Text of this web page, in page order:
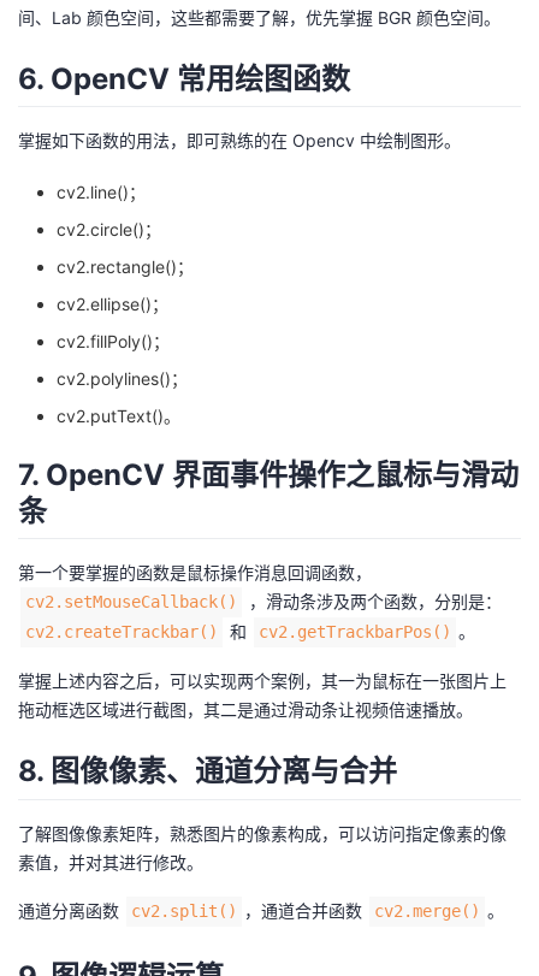
间、Lab 颜色空间，这些都需要了解，优先掌握 BGR 颜色空间。
6. OpenCV 常用绘图函数
掌握如下函数的用法，即可熟练的在 Opencv 中绘制图形。
cv2.line()；
cv2.circle()；
cv2.rectangle()；
cv2.ellipse()；
cv2.fillPoly()；
cv2.polylines()；
cv2.putText()。
7. OpenCV 界面事件操作之鼠标与滑动
条
第一个要掌握的函数是鼠标操作消息回调函数，
cv2.setMouseCallback() ，滑动条涉及两个函数，分别是：
cv2.createTrackbar() 和 cv2.getTrackbarPos() 。
掌握上述内容之后，可以实现两个案例，其一为鼠标在一张图片上
拖动框选区域进行截图，其二是通过滑动条让视频倍速播放。
8. 图像像素、通道分离与合并
了解图像像素矩阵，熟悉图片的像素构成，可以访问指定像素的像
素值，并对其进行修改。
通道分离函数 cv2.split() ，通道合并函数 cv2.merge() 。